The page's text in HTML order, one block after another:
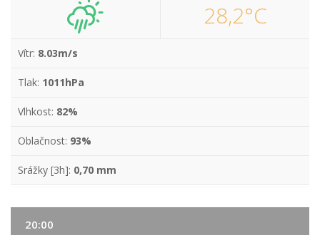
28,2°C
Vítr: 8.03m/s
Tlak: 1011hPa
Vlhkost: 82%
Oblačnost: 93%
Srážky [3h]: 0,70 mm
20:00